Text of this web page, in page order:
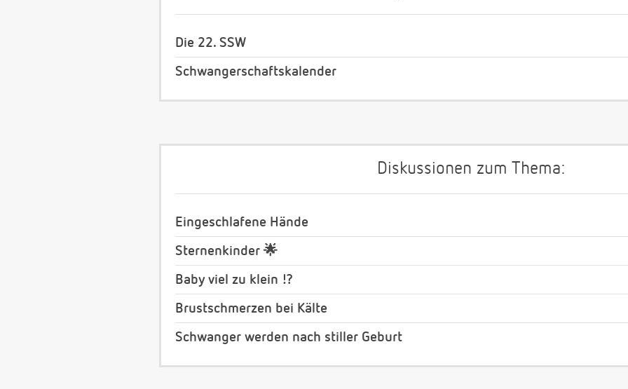
Die 22. SSW
Schwangerschaftskalender
Diskussionen zum Thema:
Eingeschlafene Hände
Sternenkinder 🌟
Baby viel zu klein !?
Brustschmerzen bei Kälte
Schwanger werden nach stiller Geburt